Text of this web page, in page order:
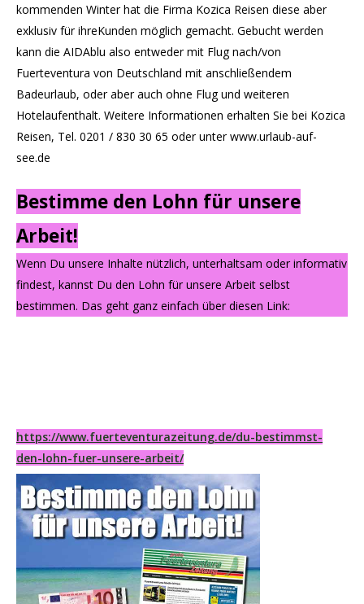
kommenden Winter hat die Firma Kozica Reisen diese aber
exklusiv für ihreKunden möglich gemacht. Gebucht werden
kann die AIDAblu also entweder mit Flug nach/von
Fuerteventura von Deutschland mit anschließendem
Badeurlaub, oder aber auch ohne Flug und weiteren
Hotelaufenthalt. Weitere Informationen erhalten Sie bei Kozica
Reisen, Tel. 0201 / 830 30 65 oder unter www.urlaub-auf-
see.de
Bestimme den Lohn für unsere
Arbeit!
Wenn Du unsere Inhalte nützlich, unterhaltsam oder informativ
findest, kannst Du den Lohn für unsere Arbeit selbst
bestimmen. Das geht ganz einfach über diesen Link:
https://www.fuerteventurazeitung.de/du-bestimmst-
den-lohn-fuer-unsere-arbeit/